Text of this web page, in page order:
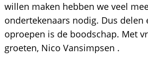
willen maken hebben we veel
ondertekenaars nodig. Dus delen
oproepen is de boodschap. Met
groeten, Nico Vansimpsen .